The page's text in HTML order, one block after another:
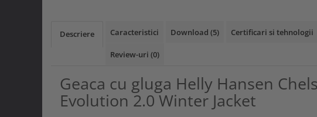
Alte accesorii echipamente
Echipamente specializate
Echipamente muncitori ferma
Descriere Caracteristici Download (5) Certificari si tehnologii
Review-uri (0)
Geaca cu gluga Helly Hansen
Evolution 2.0 Winter Jacket